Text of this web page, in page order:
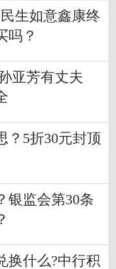
生如意鑫康终
吗？
亚芳有丈夫
？5折30元封顶
银监会第30条
换什么?中行积